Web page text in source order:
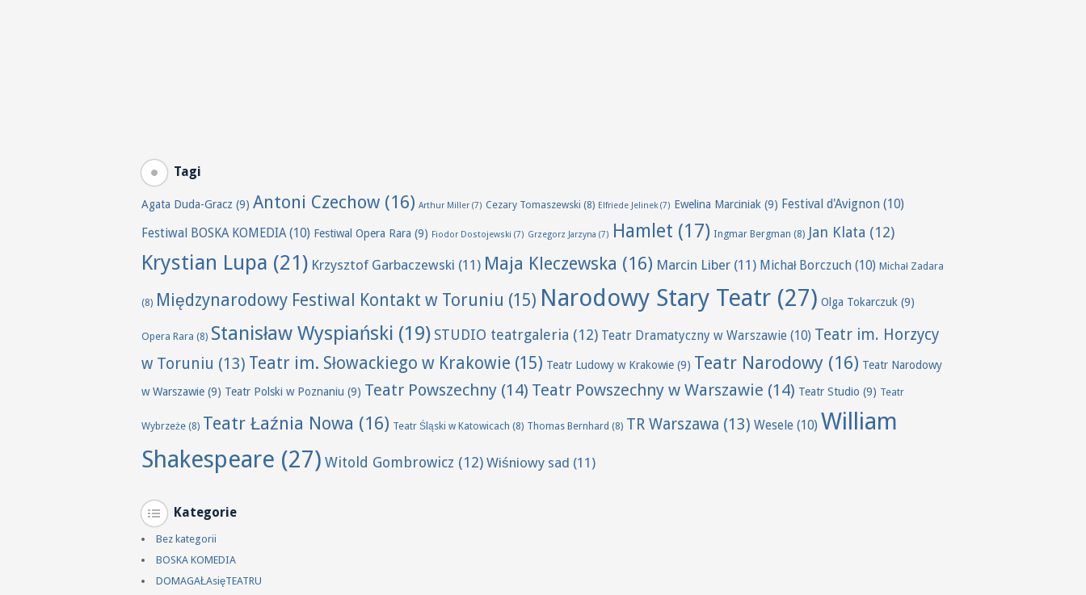
Tagi
Agata Duda-Gracz (9) Antoni Czechow (16) Arthur Miller (7) Cezary Tomaszewski (8) Elfriede Jelinek(7) Ewelina Marciniak (9) Festival d'Avignon (10)
Festiwal BOSKA KOMEDIA(10) Festiwal Opera Rara (9) Fiodor Dostojewski (7) Grzegorz Jarzyna (7) Hamlet (17) Ingmar Bergman (8) Jan Klata (12)
Krystian Lupa (21) Krzysztof Garbaczewski (11) Maja Kleczewska (16) Marcin Liber (11) Michał Borczuch (10) Michał Zadara
(8) Międzynarodowy Festiwal Kontakt w Toruniu (15) Narodowy Stary Teatr (27) Olga Tokarczuk (9)
Opera Rara (8) Stanisław Wyspiański (19) STUDIO teatrgaleria (12) Teatr Dramatyczny w Warszawie (10) Teatr im. Horzycy
w Toruniu (13) Teatr im. Słowackiego w Krakowie (15) Teatr Ludowy w Krakowie (9) Teatr Narodowy (16) Teatr Narodowy
w Warszawie (9) Teatr Polski w Poznaniu (9) Teatr Powszechny (14) Teatr Powszechny w Warszawie (14) Teatr Studio (9) Teatr
Wybrzeże (8) Teatr Łaźnia Nowa (16) Teatr Śląski w Katowicach (8) Thomas Bernhard (8) TR Warszawa (13) Wesele (10) William
Shakespeare (27) Witold Gombrowicz (12) Wiśniowy sad (11)
Kategorie
Bez kategorii
BOSKA KOMEDIA
DOMAGAŁAsięTEATRU